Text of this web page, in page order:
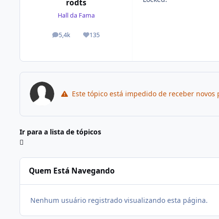
rodts
Hall da Fama
5,4k
posts 135
Reputação
Este tópico está impedido de receber novos
Ir para a lista de tópicos
Quem Está Navegando
Nenhum usuário registrado visualizando esta página.